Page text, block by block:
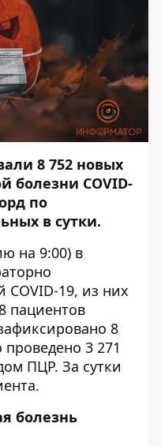
8 752 новых
болезни COVID-
по
в сутки.
на 9:00) в
COVID-19, из них
пациентов
8
3 271
ПЦР. За сутки
болезнь